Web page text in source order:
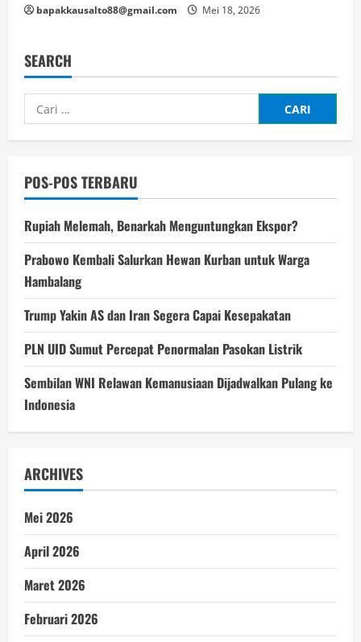
bapakkausalto88@gmail.com Mei 18, 2026
SEARCH
Cari
untuk:
POS-POS TERBARU
Rupiah Melemah, Benarkah Menguntungkan Ekspor?
Prabowo Kembali Salurkan Hewan Kurban untuk Warga
Hambalang
Trump Yakin AS dan Iran Segera Capai Kesepakatan
PLN UID Sumut Percepat Penormalan Pasokan Listrik
Sembilan WNI Relawan Kemanusiaan Dijadwalkan Pulang ke
Indonesia
ARCHIVES
Mei 2026
April 2026
Maret 2026
Februari 2026